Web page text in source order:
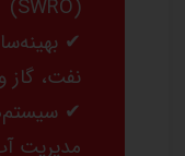
(SWRO)
✔
نفت، گاز
✔
مدیریت